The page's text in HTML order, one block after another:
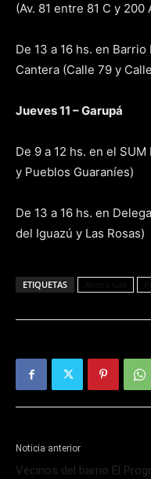
(Av. 81 entre 81 C y 200
De 13 a 16 hs. en
Cantera (Calle 79 y
Jueves 11 – Garupá
De 9 a 12 hs. en el
y Pueblos Guaraníes)
De 13 a 16 hs. en
del Iguazú y Las Rosas)
ETIQUETAS
Noticia anterior
Vecinos del barrio El